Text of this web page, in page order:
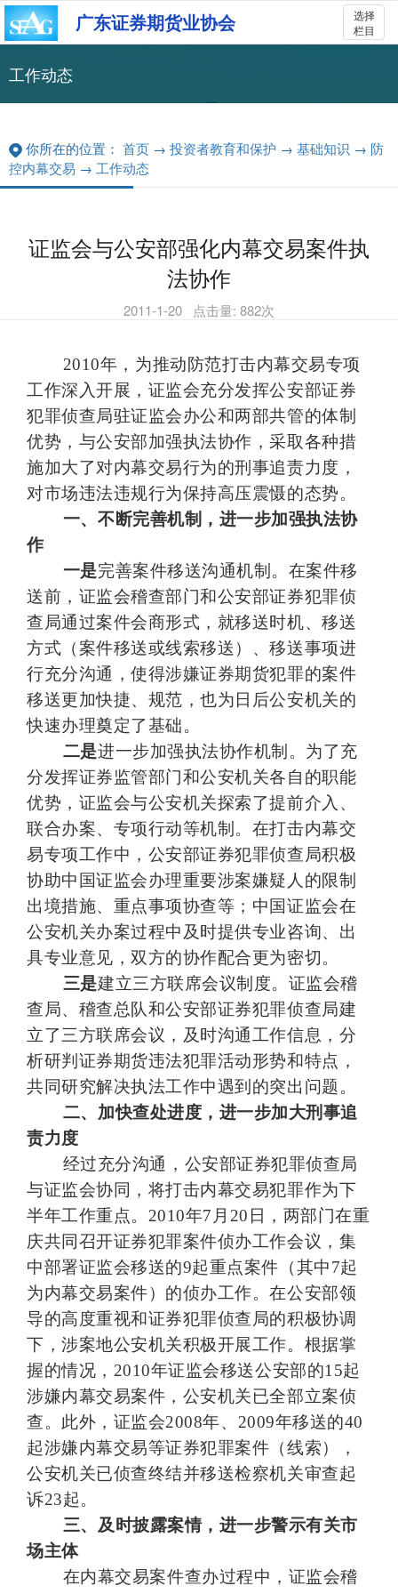
选择
栏目
广东证券期货业协会
工作动态
你所在的位置： 首页 → 投资者教育和保护 → 基础知识 → 防
控内幕交易 → 工作动态
证监会与公安部强化内幕交易案件执
法协作
2011-1-20 点击量: 882次
2010年，为推动防范打击内幕交易专项
工作深入开展，证监会充分发挥公安部证券
犯罪侦查局驻证监会办公和两部共管的体制
优势，与公安部加强执法协作，采取各种措
施加大了对内幕交易行为的刑事追责力度，
对市场违法违规行为保持高压震慑的态势。
一、不断完善机制，进一步加强执法协
作
一是完善案件移送沟通机制。在案件移
送前，证监会稽查部门和公安部证券犯罪侦
查局通过案件会商形式，就移送时机、移送
方式（案件移送或线索移送）、移送事项进
行充分沟通，使得涉嫌证券期货犯罪的案件
移送更加快捷、规范，也为日后公安机关的
快速办理奠定了基础。
二是进一步加强执法协作机制。为了充
分发挥证券监管部门和公安机关各自的职能
优势，证监会与公安机关探索了提前介入、
联合办案、专项行动等机制。在打击内幕交
易专项工作中，公安部证券犯罪侦查局积极
协助中国证监会办理重要涉案嫌疑人的限制
出境措施、重点事项协查等；中国证监会在
公安机关办案过程中及时提供专业咨询、出
具专业意见，双方的协作配合更为密切。
三是建立三方联席会议制度。证监会稽
查局、稽查总队和公安部证券犯罪侦查局建
立了三方联席会议，及时沟通工作信息，分
析研判证券期货违法犯罪活动形势和特点，
共同研究解决执法工作中遇到的突出问题。
二、加快查处进度，进一步加大刑事追
责力度
经过充分沟通，公安部证券犯罪侦查局
与证监会协同，将打击内幕交易犯罪作为下
半年工作重点。 2010年7 月 20 日，两部门在重
庆共同召开证券犯罪案件侦办工作会议，集
中部署证监会移送的9起重点案件（其中7起
为内幕交易案件）的侦办工作。在公安部领
导的高度重视和证券犯罪侦查局的积极协调
下，涉案地公安机关积极开展工作。根据掌
握的情况， 2010年证监会移送公安部的15起
涉嫌内幕交易案件，公安机关已全部立案侦
查。此外，证监会2008年、 2009年移送的40
起涉嫌内幕交易等证券犯罪案件（线索），
公安机关已侦查终结并移送检察机关审查起
诉23起。
三、及时披露案情，进一步警示有关市
场主体
在内幕交易案件查办过程中，证监会稽